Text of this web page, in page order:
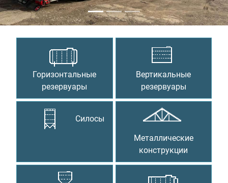
Горизонтальные
резервуары
Вертикальные
резервуары
Силосы
Металлические
конструкции